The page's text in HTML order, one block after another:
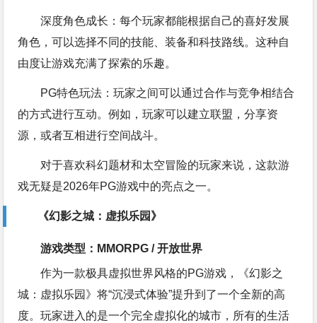
深度角色成长：每个玩家都能根据自己的喜好发展
角色，可以选择不同的技能、装备和科技路线。这种自
由度让游戏充满了探索的乐趣。
PG特色玩法：玩家之间可以通过合作与竞争相结合
的方式进行互动。例如，玩家可以建立联盟，分享资
源，或者互相进行空间战斗。
对于喜欢科幻题材和太空冒险的玩家来说，这款游
戏无疑是2026年PG游戏中的亮点之一。
《幻影之城：虚拟乐园》
游戏类型：MMORPG / 开放世界
作为一款极具虚拟世界风格的PG游戏，《幻影之
城：虚拟乐园》将“沉浸式体验”提升到了一个全新的高
度。玩家进入的是一个完全虚拟化的城市，所有的生活